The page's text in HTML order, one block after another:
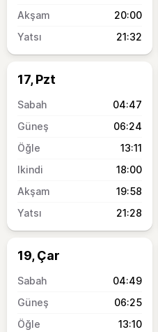
20:00
21:32
17, Pzt
04:47
06:24
13:11
18:00
19:58
21:28
19, Çar
04:49
06:25
13:10